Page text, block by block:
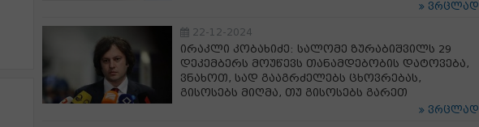
ვრცლად
22-12-2024
ირაკლი კობახიძე: სალომე ზურაბიშვილს 29
დეკემბერს მოუწევს თანამდებობის დატოვება,
ვნახოთ, სად გააგრძელებს ცხოვრებას,
გისოსებს მიღმა, თუ გისოსებს გარეთ
ვრცლად